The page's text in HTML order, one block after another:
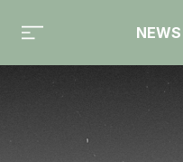
Toute l'actualité sur le tag